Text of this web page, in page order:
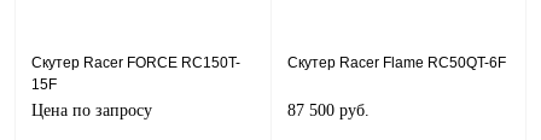
Скутер Racer FORCE RC150T-
15F
Цена по запросу
Скутер Racer Flame RC50QT-6F
87 500 руб.